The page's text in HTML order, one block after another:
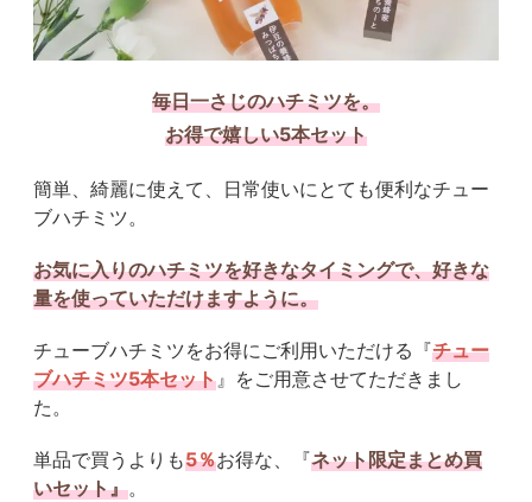
毎日一さじのハチミツを。
お得で嬉しい5本セット
簡単、綺麗に使えて、日常使いにとても便利なチュー
ブハチミツ。
お気に入りのハチミツを好きなタイミングで、好きな
量を使っていただけますように。
チューブハチミツをお得にご利用いただける『チュー
ブハチミツ5本セット』をご用意させてただきまし
た。
単品で買うよりも5％お得な、『ネット限定まとめ買
いセット』。